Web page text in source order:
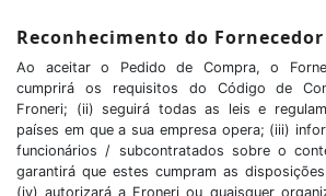
Reconhecimento do Fornecedor
Ao aceitar o Pedido de Compra, o
cumprirá os requisitos do Código de
Froneri; (ii) seguirá todas as leis e
países em que a sua empresa opera; (iii)
funcionários / subcontratados sobre o
garantirá que estes cumpram as
(iv) autorizará a Froneri ou quaisquer